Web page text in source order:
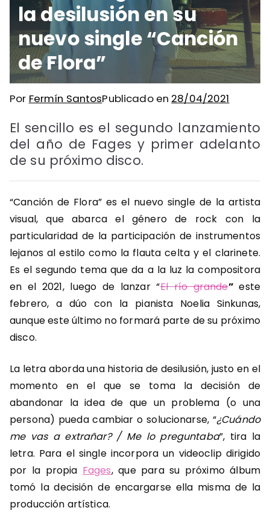
la desilusión en su
nuevo single “Canción
de Flora”
Por Fermín SantosPublicado en 28/04/2021
El sencillo es el segundo lanzamiento
del año de Fages y primer adelanto
de su próximo disco.
“Canción de Flora” es el nuevo single de la artista
visual, que abarca el género de rock con la
particularidad de la participación de instrumentos
lejanos al estilo como la flauta celta y el clarinete.
Es el segundo tema que da a la luz la compositora
en el 2021, luego de lanzar “El río grande”este
febrero, a dúo con la pianista Noelia Sinkunas,
aunque este último no formará parte de su próximo
disco.
La letra aborda una historia de desilusión, justo en el
momento en el que se toma la decisión de
abandonar la idea de que un problema (o una
persona) pueda cambiar o solucionarse, “¿Cuándo
me vas a extrañar?/ Me lo preguntaba”, tira la
letra. Para el single incorpora un videoclip dirigido
por la propia Fages, que para su próximo álbum
tomó la decisión de encargarse ella misma de la
producción artística.